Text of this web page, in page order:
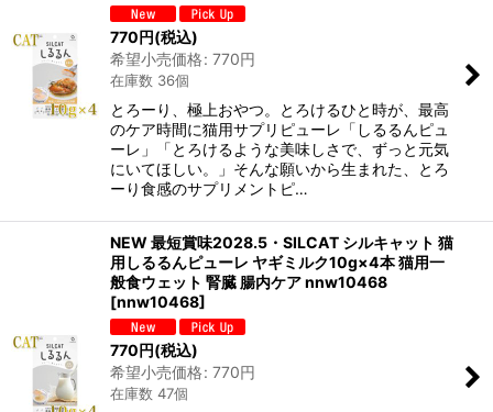
770 円(税込)
希望小売価格: 770円
在庫数 36個
とろーり、極上おやつ。とろけるひと時が、最高
のケア時間に猫用サプリピューレ「しるるんピュ
ーレ」「とろけるような美味しさで、ずっと元気
にいてほしい。」そんな願いから生まれた、とろ
ーり食感のサプリメントピ…
NEW 最短賞味2028.5・SILCAT シルキャット 猫
用しるるんピューレ ヤギミルク10g×4本 猫用一
般食ウェット 腎臓 腸内ケア nnw10468
[nnw10468]
770円(税込)
希望小売価格: 770円
在庫数 47個